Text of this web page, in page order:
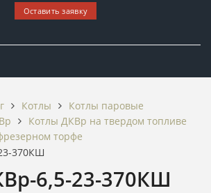
Оставить заявку
Котлы
Котлы паровые
Котлы ДКВр на твердом топливе
торфе
370КШ
6,5-23-370КШ